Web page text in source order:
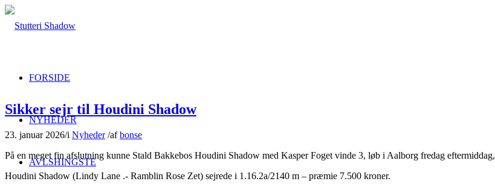
FORSIDE
NYHEDER
AVLSHINGSTE
Sikker sejr til Houdini Shadow
23. januar 2026/i Nyheder /afbonse
På en meget fin afslutning kunne Stald Bakkebos Houdini Shadow med Kasper Foget vinde 3, løb i Aalborg fredag eftermiddag,
Houdini Shadow (Lindy Lane .- Ramblin Rose Zet) sejrede i 1.16.2a/2140 m – præmie 7.500 kroner.